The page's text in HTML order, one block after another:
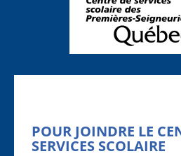
POUR JOINDRE LE
SERVICES SCOLAIRE